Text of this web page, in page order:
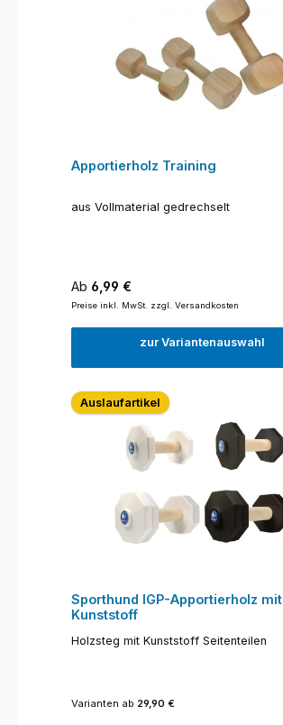
Apportierholz Training
aus Vollmaterial gedrechselt
Regulärer Preis:
Ab 6,99 €
Preise inkl. MwSt. zzgl. Versandkosten
zur Variantenauswahl
Auslaufartikel
Sporthund IGP-Apportierholz mit
Kunststoff
Holzsteg mit Kunststoff Seitenteilen
Varianten ab 29,90 €